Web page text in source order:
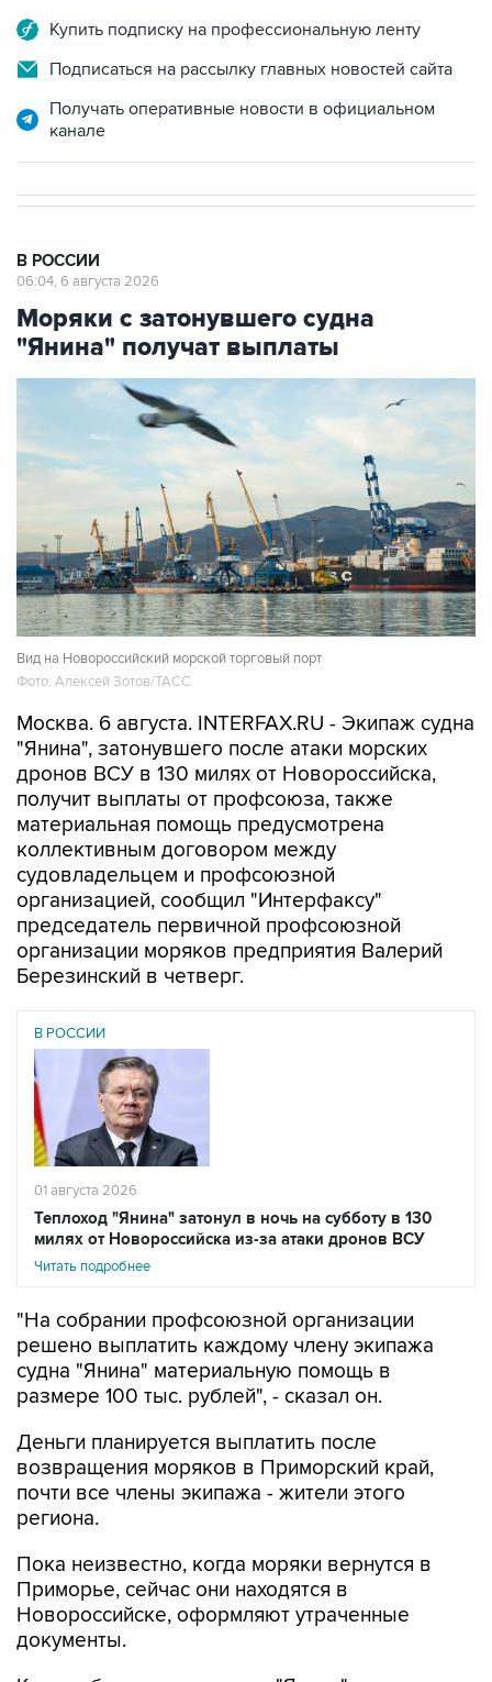
Купить подписку на профессиональную ленту
Подписаться на рассылку главных новостей сайта
Получать оперативные новости в официальном
канале
В РОССИИ
06:04, 6 августа 2026
Моряки с затонувшего судна
"Янина" получат выплаты
Вид на Новороссийский морской торговый порт
Фото: Алексей Зотов/ТАСС
Москва. 6 августа. INTERFAX.RU - Экипаж судна
"Янина", затонувшего после атаки морских
дронов ВСУ в 130 милях от Новороссийска,
получит выплаты от профсоюза, также
материальная помощь предусмотрена
коллективным договором между
судовладельцем и профсоюзной
организацией, сообщил "Интерфаксу"
председатель первичной профсоюзной
организации моряков предприятия Валерий
Березинский в четверг.
В РОССИИ
01 августа 2026
Теплоход "Янина" затонул в ночь на субботу в 130
милях от Новороссийска из-за атаки дронов ВСУ
Читать подробнее
"На собрании профсоюзной организации
решено выплатить каждому члену экипажа
судна "Янина" материальную помощь в
размере 100 тыс. рублей", - сказал он.
Деньги планируется выплатить после
возвращения моряков в Приморский край,
почти все члены экипажа - жители этого
региона.
Пока неизвестно, когда моряки вернутся в
Приморье, сейчас они находятся в
Новороссийске, оформляют утраченные
документы.